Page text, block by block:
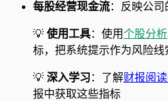
每股经营现金流：反映公
💡 使用工具：使用个股分析
标，把系统提示作为风险线
💡 深入学习 ：了解财报阅
报中获取这些指标